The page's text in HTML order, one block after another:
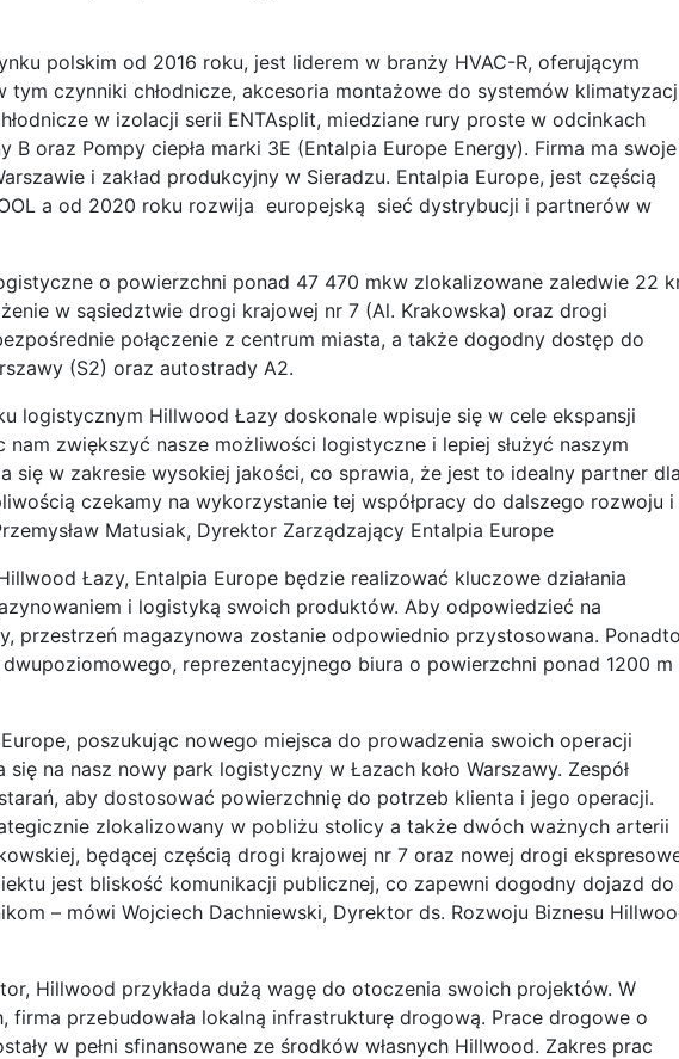
polskim od 2016 roku, jest liderem w branży HVAC-R, oferującym
tym czynniki chłodnicze, akcesoria montażowe do systemów
w izolacji serii ENTAsplit, miedziane rury proste w odcinkach
B oraz Pompy ciepła marki 3E (Entalpia Europe Energy). Firma ma swoje
i zakład produkcyjny w Sieradzu. Entalpia Europe, jest częścią
a od 2020 roku rozwija europejską sieć dystrybucji i partnerów w
o powierzchni ponad 47 470 mkw zlokalizowane zaledwie 22
w sąsiedztwie drogi krajowej nr 7 (Al. Krakowska) oraz drogi
połączenie z centrum miasta, a także dogodny dostęp do
(S2) oraz autostrady A2.
logistycznym Hillwood Łazy doskonale wpisuje się w cele ekspansji
nam zwiększyć nasze możliwości logistyczne i lepiej służyć naszym
się w zakresie wysokiej jakości, co sprawia, że jest to idealny partner
czekamy na wykorzystanie tej współpracy do dalszego rozwoju i
Matusiak, Dyrektor Zarządzający Entalpia Europe
Łazy, Entalpia Europe będzie realizować kluczowe działania
i logistyką swoich produktów. Aby odpowiedzieć na
przestrzeń magazynowa zostanie odpowiednio przystosowana.
reprezentacyjnego biura o powierzchni ponad 1200 m
poszukując nowego miejsca do prowadzenia swoich operacji
na nasz nowy park logistyczny w Łazach koło Warszawy. Zespół
aby dostosować powierzchnię do potrzeb klienta i jego operacji.
zlokalizowany w pobliżu stolicy a także dwóch ważnych arterii
będącej częścią drogi krajowej nr 7 oraz nowej drogi
jest bliskość komunikacji publicznej, co zapewni dogodny dojazd do
– mówi Wojciech Dachniewski, Dyrektor ds. Rozwoju Biznesu
Hillwood przykłada dużą wagę do otoczenia swoich projektów. W
firma przebudowała lokalną infrastrukturę drogową. Prace drogowe o
w pełni sfinansowane ze środków własnych Hillwood. Zakres prac